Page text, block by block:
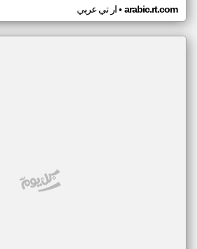
ار تي عربي• arabic.rt.com